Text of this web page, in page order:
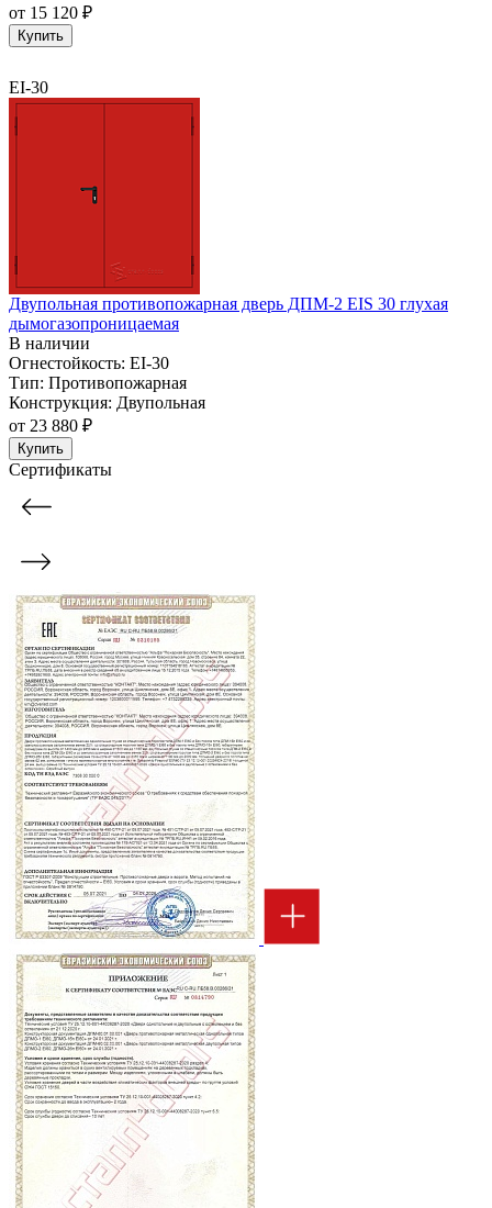
от 15 120 ₽
Купить
EI-30
Двупольная противопожарная дверь ДПМ-2 EIS 30 глухая
дымогазопроницаемая
В наличии
Огнестойкость: EI-30
Тип: Противопожарная
Конструкция: Двупольная
от 23 880 ₽
Купить
Сертификаты